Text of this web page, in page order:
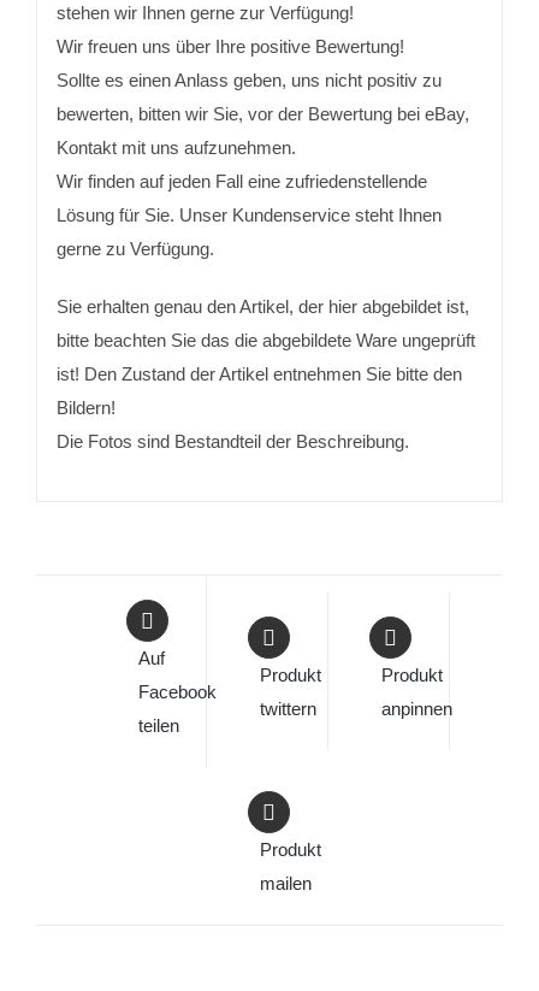
stehen wir Ihnen gerne zur Verfügung!
Wir freuen uns über Ihre positive Bewertung!
Sollte es einen Anlass geben, uns nicht positiv zu
bewerten, bitten wir Sie, vor der Bewertung bei eBay,
Kontakt mit uns aufzunehmen.
Wir finden auf jeden Fall eine zufriedenstellende
Lösung für Sie. Unser Kundenservice steht Ihnen
gerne zu Verfügung.
Sie erhalten genau den Artikel, der hier abgebildet ist,
bitte beachten Sie das die abgebildete Ware ungeprüft
ist! Den Zustand der Artikel entnehmen Sie bitte den
Bildern!
Die Fotos sind Bestandteil der Beschreibung.
Auf
Facebook
teilen
Produkt
twittern
Produkt
anpinnen
Produkt
mailen